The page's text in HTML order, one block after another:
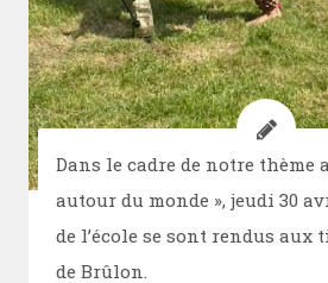
Dans le cadre de notre thème
autour du monde », jeudi 30
de l’école se sont rendus aux
de Brûlon.